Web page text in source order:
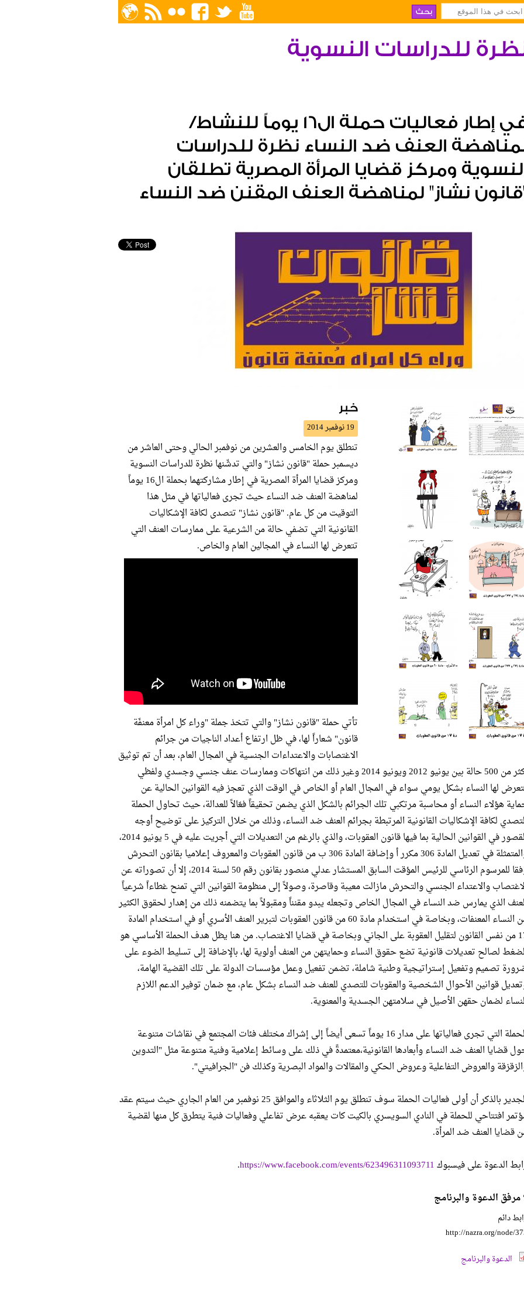
للدراسات النسوية
في إطار فعاليات حملة ال16 يوماً للنشاط/
العنف ضد النساء نظرة للدراسات
ومركز قضايا المرأة المصرية تطلقان
نشاز" لمناهضة العنف المقنن ضد النساء
خبر
19 نوفمبر 2014
تنطلق يوم الخامس والعشرين من نوفمبر الحالي وحتى العاشر من
ديسمبر حملة "قانون نشاز" والتي تدشّنها نظرة للدراسات النسوية
ومركز قضايا المرأة المصرية في إطار مشاركتهما بحملة ال16 يوماً
لمناهضة العنف ضد النساء حيث تجرى فعالياتها في مثل هذا
التوقيت من كل عام. "قانون نشاز" تتصدى لكافة الإشكاليات
القانونية التي تضفي حالة من الشرعية على ممارسات العنف التي
تتعرض لها النساء في المجالين العام والخاص.
تأتي حملة "قانون نشاز" والتي تتخذ جملة "وراء كل امرأة معنفّة
قانون" شعاراً لها، في ظل ارتفاع أعداد الناجيات من جرائم
الاغتصابات والاعتداءات الجنسية في المجال العام، بعد أن تم توثيق
أكثر من 500 حالة بين يونيو 2012 ويونيو 2014 وغير ذلك من انتهاكات وممارسات عنف جنسي وجسدي ولفظي
لها النساء بشكل يومي سواء في المجال العام أو الخاص في الوقت الذي تعجز فيه القوانين الحالية عن
هؤلاء النساء أو محاسبة مرتكبي تلك الجرائم بالشكل الذي يضمن تحقيقاً فعّالاً للعدالة، حيث تحاول الحملة
لكافة الإشكاليات القانونية المرتبطة بجرائم العنف ضد النساء، وذلك من خلال التركيز على توضيح أوجه
القصور في القوانين الحالية بما فيها قانون العقوبات، والذي بالرغم من التعديلات التي أجريت عليه في 5 يونيو 2014،
والمتمثلة في تعديل المادة 306 مكرر أ وإضافة المادة 306 ب من قانون العقوبات والمعروف إعلاميا بقانون التحرش
وفقا للمرسوم الرئاسي للرئيس المؤقت السابق المستشار عدلي منصور بقانون رقم 50 لسنة 2014، إلا أن تصوراته عن
والاعتداء الجنسي والتحرش مازالت معيبة وقاصرة، وصولاً إلى منظومة القوانين التي تمنح غطاءاً شرعياً
الذي يمارس ضد النساء في المجال الخاص وتجعله يبدو مقنناً ومقبولاً بما يتضمنه ذلك من إهدار لحقوق الكثير
من النساء المعنفات، وبخاصة في استخدام مادة 60 من قانون العقوبات لتبرير العنف الأسري أو في استخدام المادة
17 من نفس القانون لتقليل العقوبة على الجاني وبخاصة في قضايا الاغتصاب. من هنا يظل هدف الحملة الأساسي هو
لصالح تعديلات قانونية تضع حقوق النساء وحمايتهن من العنف أولوية لها، بالإضافة إلى تسليط الضوء على
تصميم وتفعيل إستراتيجية وطنية شاملة، تضمن تفعيل وعمل مؤسسات الدولة على تلك القضية الهامة،
قوانين الأحوال الشخصية والعقوبات للتصدي للعنف ضد النساء بشكل عام، مع ضمان توفير الدعم اللازم
لضمان حقهن الأصيل في سلامتهن الجسدية والمعنوية.
الحملة التي تجرى فعالياتها على مدار 16 يوماً تسعى أيضاً إلى إشراك مختلف فئات المجتمع في نقاشات متنوعة
قضايا العنف ضد النساء وأبعادها القانونية،معتمدةً في ذلك على وسائط إعلامية وفنية متنوعة مثل "التدوين
والعروض التفاعلية وعروض الحكي والمقالات والمواد البصرية وكذلك فن "الجرافيتي".
الجدير بالذكر أن أولى فعاليات الحملة سوف تنطلق يوم الثلاثاء والموافق 25 نوفمبر من العام الجاري حيث سيتم عقد
افتتاحي للحملة في النادي السويسري بالكيت كات يعقبه عرض تفاعلي وفعاليات فنية يتطرق كل منها لقضية
قضايا العنف ضد المرأة.
الدعوة على فيسبوكhttps://www.facebook.com/events/623496311093711
.
الدعوة والبرنامج
دائم
http://nazra.org/node/
الدعوة والبرنامج